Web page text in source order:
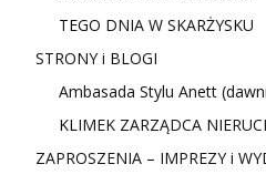
TEGO DNIA W SKARŻYSKU
STRONY i BLOGI
Ambasada Stylu Anett
KLIMEK ZARZĄDCA
ZAPROSZENIA – IMPREZY i